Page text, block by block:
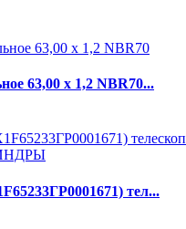
63,00 х 1,2 NBR70...
тел...